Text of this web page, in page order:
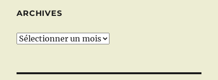
ARCHIVES
Archives